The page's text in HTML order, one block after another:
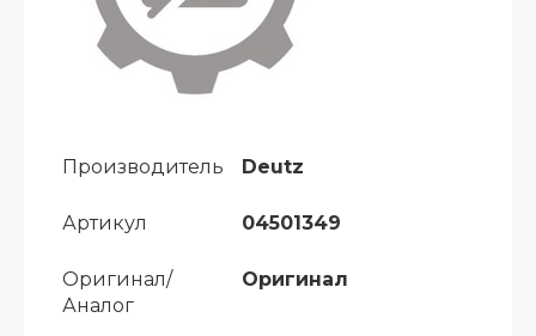
Производитель Deutz
Артикул 04501349
Оригинал/
Аналог
Оригинал